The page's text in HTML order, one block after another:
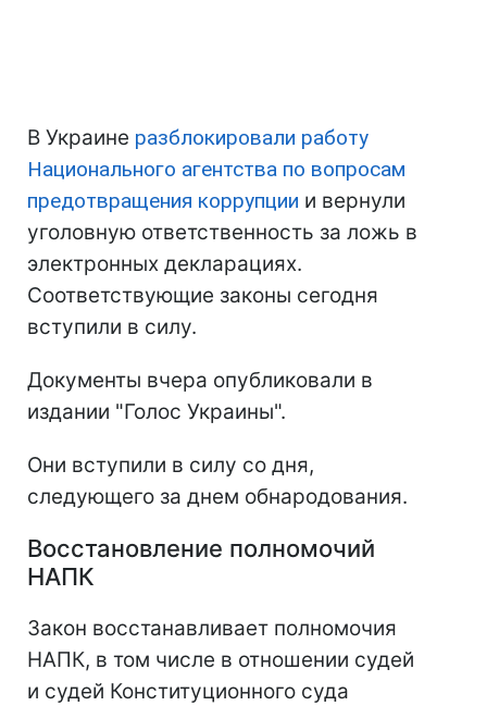
В Украине разблокировали работу
Национального агентства по вопросам
предотвращения коррупции и вернули
уголовную ответственность за ложь в
электронных декларациях.
Соответствующие законы сегодня
вступили в силу.
Документы вчера опубликовали в
издании "Голос Украины".
Они вступили в силу со дня,
следующего за днем обнародования.
Восстановление полномочий
НАПК
Закон восстанавливает полномочия
НАПК, в том числе в отношении судей
и судей Конституционного суда